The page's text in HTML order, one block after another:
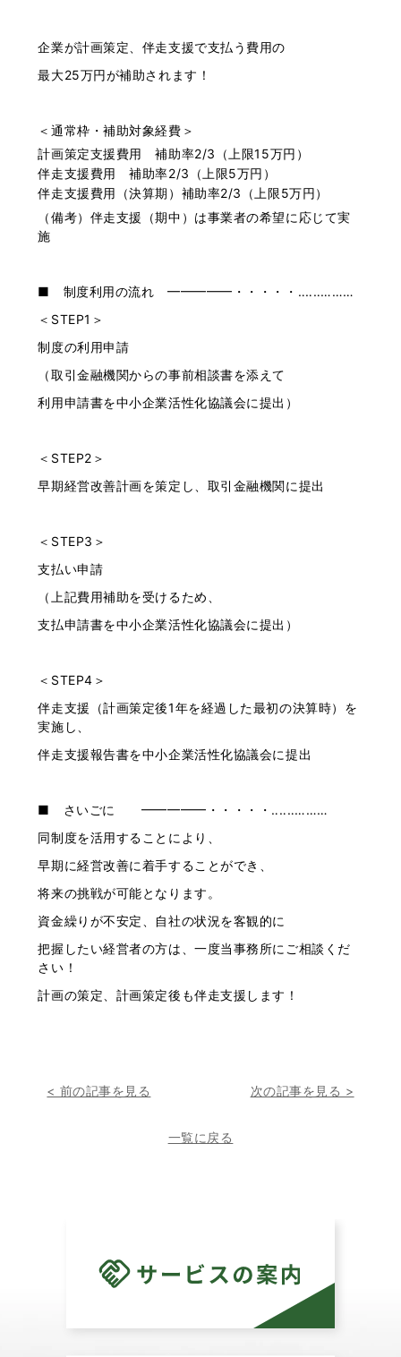
企業が計画策定、伴走支援で支払う費用の
最大25万円が補助されます！
＜通常枠・補助対象経費＞
計画策定支援費用 補助率2/3（上限15万円）
伴走支援費用 補助率2/3（上限5万円）
伴走支援費用（決算期）補助率2/3（上限5万円）
（備考）伴走支援（期中）は事業者の希望に応じて実
施
■ 制度利用の流れ ━━━━━・・・・・‥‥‥………
＜STEP1＞
制度の利用申請
（取引金融機関からの事前相談書を添えて
利用申請書を中小企業活性化協議会に提出）
＜STEP2＞
早期経営改善計画を策定し、取引金融機関に提出
＜STEP3＞
支払い申請
（上記費用補助を受けるため、
支払申請書を中小企業活性化協議会に提出）
＜STEP4＞
伴走支援（計画策定後1年を経過した最初の決算時）を
実施し、
伴走支援報告書を中小企業活性化協議会に提出
■ さいごに ━━━━━・・・・・‥‥‥………
同制度を活用することにより、
早期に経営改善に着手することができ、
将来の挑戦が可能となります。
資金繰りが不安定、自社の状況を客観的に
把握したい経営者の方は、一度当事務所にご相談くだ
さい！
計画の策定、計画策定後も伴走支援します！
< 前の記事を見る 次の記事を見る >
一覧に戻る